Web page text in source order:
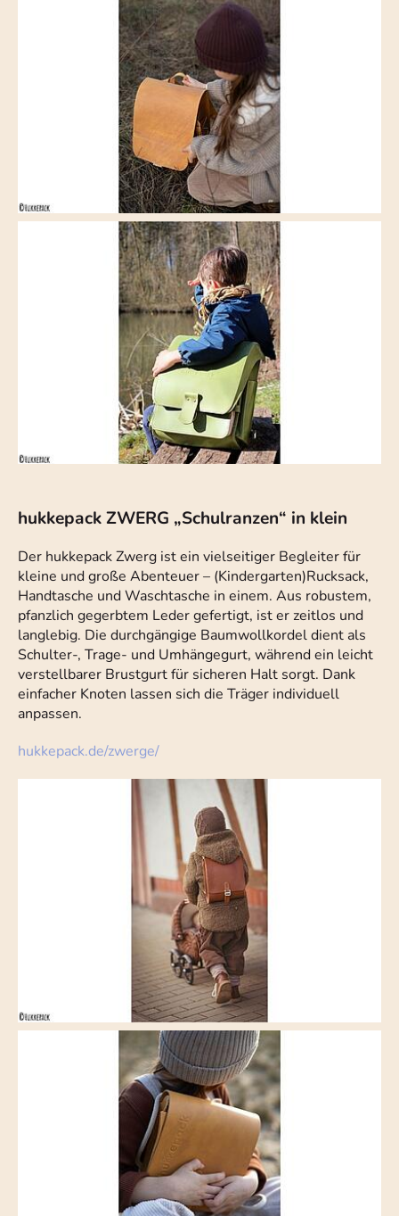
hukkepack ZWERG „Schulranzen“ in klein
Der hukkepack Zwerg ist ein vielseitiger Begleiter für
kleine und große Abenteuer – (Kindergarten)Rucksack,
Handtasche und Waschtasche in einem. Aus robustem,
pfanzlich gegerbtem Leder gefertigt, ist er zeitlos und
langlebig. Die durchgängige Baumwollkordel dient als
Schulter-, Trage- und Umhängegurt, während ein leicht
verstellbarer Brustgurt für sicheren Halt sorgt. Dank
einfacher Knoten lassen sich die Träger individuell
anpassen.
hukkepack.de/zwerge/